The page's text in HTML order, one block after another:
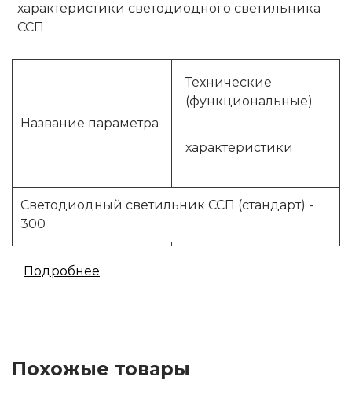
характеристики светодиодного светильника
ССП
Название параметра
Технические
(функциональные)
характеристики
Светодиодный светильник ССП (стандарт) -
300
напряжение, В
мощность, Вт,
Подробнее
Похожые товары